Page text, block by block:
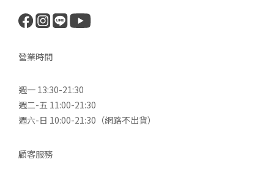
營業時間
週一 13:30-21:30
週二-五 11:00-21:30
週六-日 10:00-21:30（網路不出貨）
顧客服務